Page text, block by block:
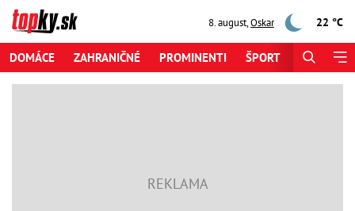
8. august,Oskar 22 °C
DOMÁCE ZAHRANIČNÉ PROMINENTI ŠPORT